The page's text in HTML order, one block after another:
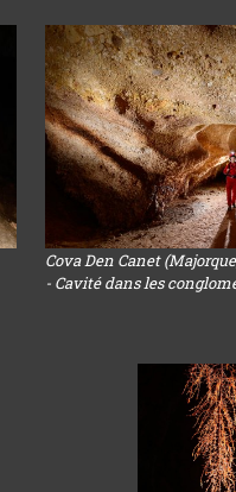
Cova Den Canet
- Cavité dans les